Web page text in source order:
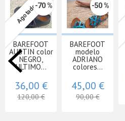
Agotado-70 %
BAREFOOT
AUSTIN color
NEGRO,
ULTIMO...
36,00 €
120,00 €
-50 %
BAREFOOT
modelo
ADRIANO
colores...
45,00 €
90,00 €